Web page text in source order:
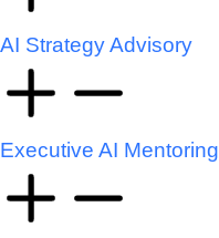
AI Strategy Advisory
Executive AI Mentoring